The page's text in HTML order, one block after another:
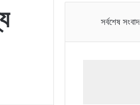
সর্বশেষ সংবাদ